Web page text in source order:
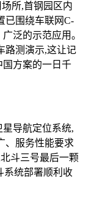
所,首钢园区内
已围绕车联网C-
泛的示范应用。
路测演示,这让记
方案的一日千
导航定位系统,
、服务性能要求
斗三号最后一颗
系统部署顺利收